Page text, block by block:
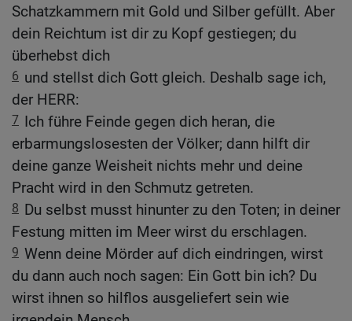
Schatzkammern mit Gold und Silber gefüllt. Aber
dein Reichtum ist dir zu Kopf gestiegen; du
überhebst dich
6 und stellst dich Gott gleich. Deshalb sage ich,
der HERR:
7 Ich führe Feinde gegen dich heran, die
erbarmungslosesten der Völker; dann hilft dir
deine ganze Weisheit nichts mehr und deine
Pracht wird in den Schmutz getreten.
8 Du selbst musst hinunter zu den Toten; in deiner
Festung mitten im Meer wirst du erschlagen.
9 Wenn deine Mörder auf dich eindringen, wirst
du dann auch noch sagen: Ein Gott bin ich? Du
wirst ihnen so hilflos ausgeliefert sein wie